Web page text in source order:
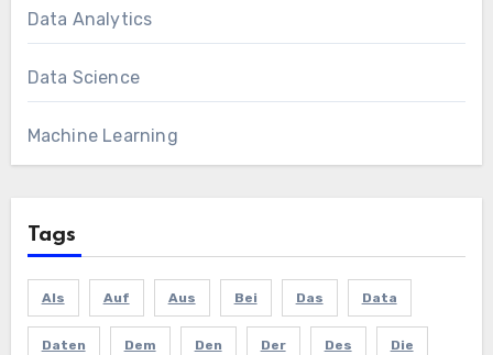
Data Analytics
Data Science
Machine Learning
Tags
Als Auf Aus Bei Das Data
Daten Dem Den Der Des Die